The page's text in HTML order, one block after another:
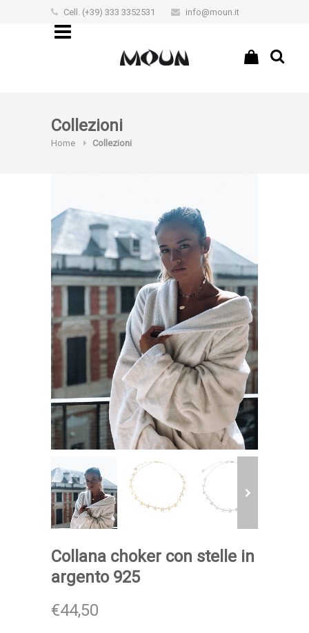
Cell. (+39) 333 3352531 info@moun.it
€0,00
Collezioni
Home Collezioni
Collana choker con stelle in
argento 925
€44,50